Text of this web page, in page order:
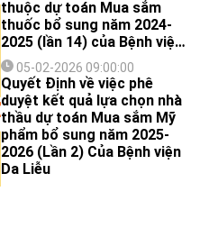
thuộc dự toán Mua sắm
thuốc bổ sung năm 2024-
2025 (lần 14) của Bệnh viện
Da Liễu
05-02-2026 09:00:00
Quyết Định về việc phê
duyệt kết quả lựa chọn nhà
thầu dự toán Mua sắm Mỹ
phẩm bổ sung năm 2025-
2026 (Lần 2) Của Bệnh viện
Da Liễu